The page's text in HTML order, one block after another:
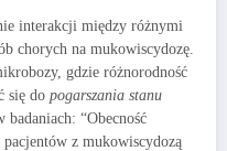
interakcji między różnymi
chorych na mukowiscydozę.
gdzie różnorodność
się do pogarszania stanu
badaniach: “Obecność
z mukowiscydozą